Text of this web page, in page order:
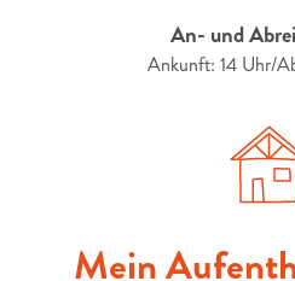
An- und
Ankunft: 14 Uhr/
Mein